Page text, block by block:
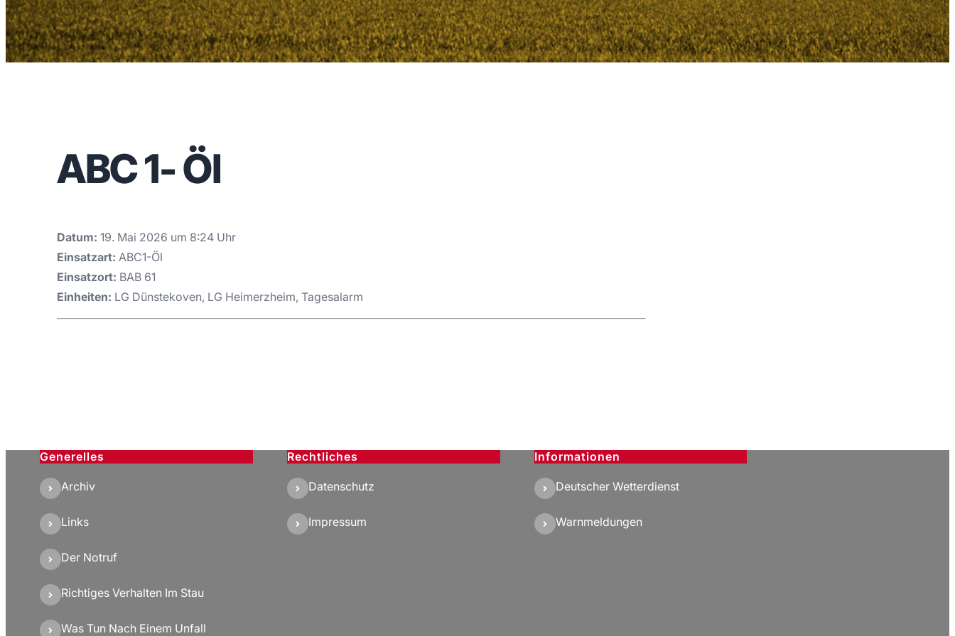
ABC 1- Öl
Datum: 19. Mai 2026 um 8:24 Uhr
Einsatzart: ABC1-Öl
Einsatzort: BAB 61
Einheiten: LG Dünstekoven, LG Heimerzheim, Tagesalarm
Generelles
Archiv
Links
Der Notruf
Richtiges Verhalten Im Stau
Was Tun Nach Einem Unfall
Rechtliches
Datenschutz
Impressum
Informationen
Deutscher Wetterdienst
Warnmeldungen